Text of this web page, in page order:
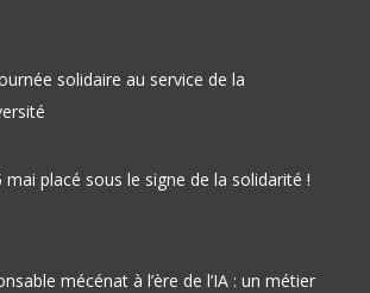
solidaire au service de la
mai placé sous le signe de la solidarité !
mécénat à l’ère de l’IA : un métier